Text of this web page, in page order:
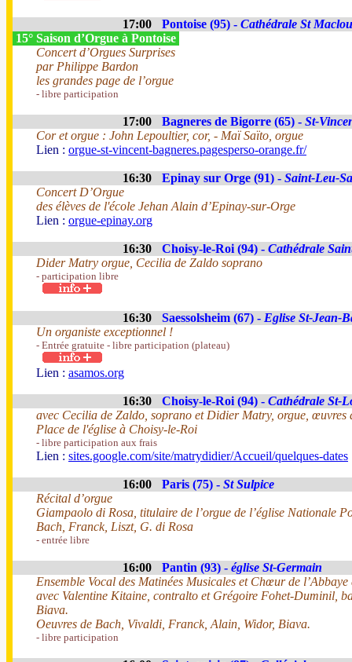
17:00 Pontoise (95) - Cathédrale St Maclou
15° Saison d’Orgue à Pontoise
Concert d’Orgues Surprises
par Philippe Bardon
les grandes page de l’orgue
- libre participation
17:00 Bagneres de Bigorre (65) - St-
Cor et orgue : John Lepoultier, cor, - Maï Saïto, orgue
Lien : orgue-st-vincent-bagneres.pagesperso-orange.fr/
16:30 Epinay sur Orge (91) - Saint-Leu-
Concert D’Orgue
des élèves de l'école Jehan Alain d’Epinay-sur-Orge
Lien : orgue-­epinay.org
16:30 Choisy-le-Roi (94) - Cathédrale
Dider Matry orgue, Cecilia de Zaldo soprano
- participation libre
16:30 Saessolsheim (67) - Eglise St-Jean-
Un organiste exceptionnel !
- Entrée gratuite - libre participation (plateau)
Lien : asamos.org
16:30 Choisy-le-Roi (94) - Cathédrale St-
avec Cecilia de Zaldo, soprano et Didier Matry, orgue, œuvres
Place de l'église à Choisy-le-Roi
- libre participation aux frais
Lien : sites.google.com/site/matrydidier/Accueil/quelques-dates
16:00 Paris (75) - St Sulpice
Récital d’orgue
Giampaolo di Rosa, titulaire de l’orgue de l’église Nationale
Bach, Franck, Liszt, G. di Rosa
- entrée libre
16:00 Pantin (93) - église St-Germain
Ensemble Vocal des Matinées Musicales et Chœur de
avec Valentine Kitaine, contralto et Grégoire Fohet-Duminil,
Biava.
Oeuvres de Bach, Vivaldi, Franck, Alain, Widor, Biava.
- libre participation